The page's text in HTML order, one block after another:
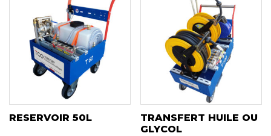
RESERVOIR 50L
TRANSFERT HUILE OU
GLYCOL